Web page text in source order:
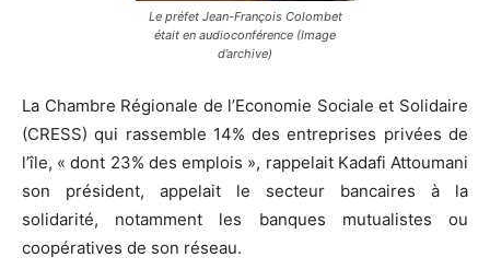
Le préfet Jean-François Colombet
était en audioconférence (Image
d’archive)
La Chambre Régionale de l’Economie Sociale et Solidaire
(CRESS) qui rassemble 14% des entreprises privées de
l’île, « dont 23% des emplois », rappelait Kadafi Attoumani
son président, appelait le secteur bancaires à la
solidarité, notamment les banques mutualistes ou
coopératives de son réseau.